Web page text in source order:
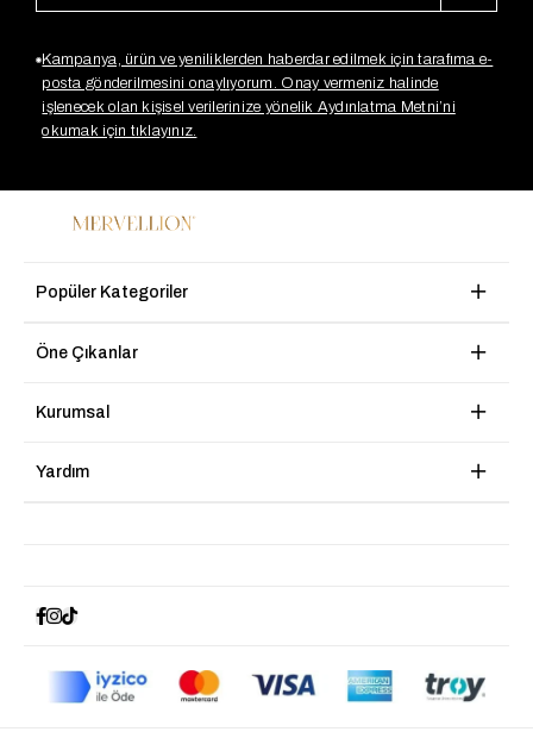
Kampanya, ürün ve yeniliklerden haberdar edilmek için tarafıma e-
posta gönderilmesini onaylıyorum. Onay vermeniz halinde
işlenecek olan kişisel verilerinize yönelik Aydınlatma Metni’ni
okumak için tıklayınız.
Popüler Kategoriler
Öne Çıkanlar
Kurumsal
Yardım